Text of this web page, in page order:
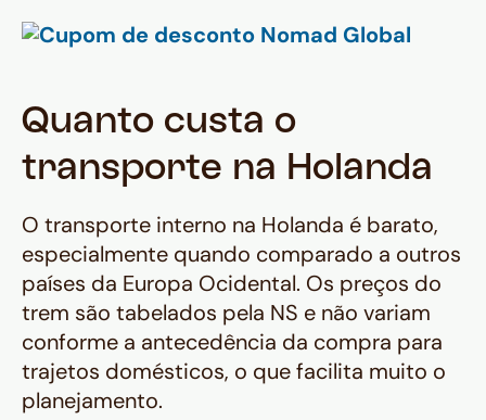
Quanto custa o
transporte na Holanda
O transporte interno na Holanda é barato,
especialmente quando comparado a outros
países da Europa Ocidental. Os preços do
trem são tabelados pela NS e não variam
conforme a antecedência da compra para
trajetos domésticos, o que facilita muito o
planejamento.